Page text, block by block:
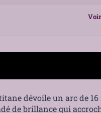
dévoile un arc de
de brillance qui